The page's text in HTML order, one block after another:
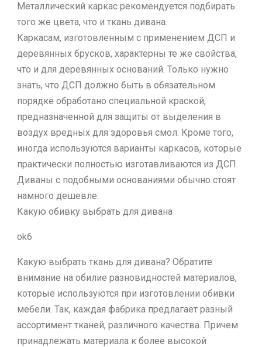
Металлический каркас рекомендуется подбирать
того же цвета, что и ткань дивана.
Каркасам, изготовленным с применением ДСП и
деревянных брусков, характерны те же свойства,
что и для деревянных оснований. Только нужно
знать, что ДСП должно быть в обязательном
порядке обработано специальной краской,
предназначенной для защиты от выделения в
воздух вредных для здоровья смол. Кроме того,
иногда используются варианты каркасов, которые
практически полностью изготавливаются из ДСП.
Диваны с подобными основаниями обычно стоят
намного дешевле.
Какую обивку выбрать для дивана
ok6
Какую выбрать ткань для дивана? Обратите
внимание на обилие разновидностей материалов,
которые используются при изготовлении обивки
мебели. Так, каждая фабрика предлагает разный
ассортимент тканей, различного качества. Причем
принадлежать материала к более высокой